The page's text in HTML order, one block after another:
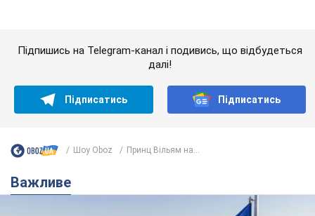
Важливе